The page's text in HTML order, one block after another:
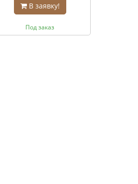
В заявку!
Под заказ